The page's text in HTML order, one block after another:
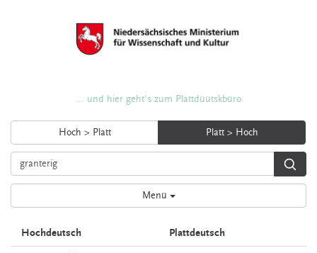
... und hier geht's zum Plattdüütskbüro
Hoch > Platt Platt > Hoch
Menü
Hochdeutsch Plattdeutsch